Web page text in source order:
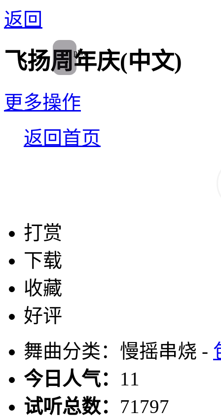
返回
飞扬周年庆(中文)
更多操作
返回首页
打赏
下载
收藏
好评
舞曲分类：慢摇串烧 -
今日人气： 11
试听总数： 71797
play